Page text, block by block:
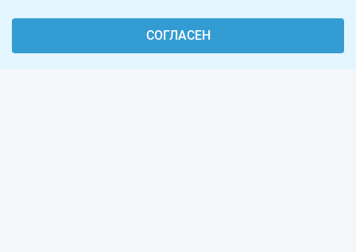
СОГЛАСЕН